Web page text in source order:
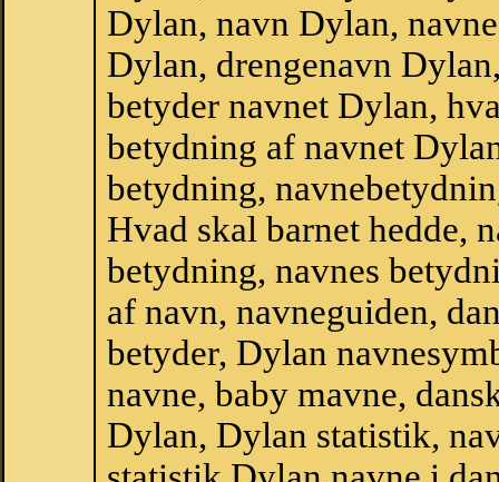
Dylan, navn Dylan,
Dylan, drengenavn
betyder navnet Dylan,
betydning af navnet
betydning,
Hvad skal barnet hedde,
betydning, navnes
af navn, navneguiden,
betyder, Dylan
navne, baby mavne,
Dylan, Dylan statistik,